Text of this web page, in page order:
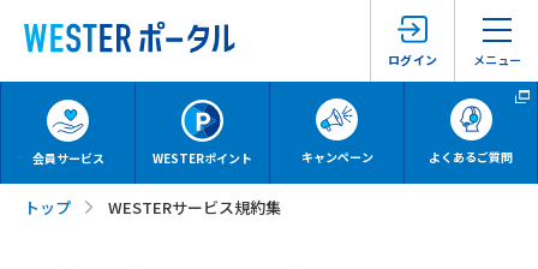
ログイン メニュー
会員サービス WESTERポイント キャンペーン よくあるご質問
トップ WESTERサービス規約集